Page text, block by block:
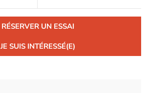
RÉSERVER UN ESSAI
JE SUIS INTÉRESSÉ(E)